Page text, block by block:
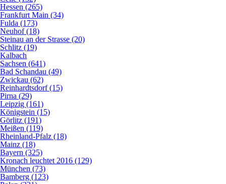
Hessen (265)
Frankfurt Main (34)
Fulda (173)
Neuhof (18)
Steinau an der Strasse (20)
Schlitz (19)
Kalbach
Sachsen (641)
Bad Schandau (49)
Zwickau (62)
Reinhardtsdorf (15)
Pirna (29)
Leipzig (161)
Königstein (15)
Görlitz (191)
Meißen (119)
Rheinland-Pfalz (18)
Mainz (18)
Bayern (325)
Kronach leuchtet 2016 (129)
München (73)
Bamberg (123)